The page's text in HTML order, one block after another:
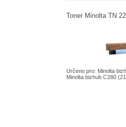
Toner Minolta TN
Určeno pro: Minolta
Minolta bizhub C280